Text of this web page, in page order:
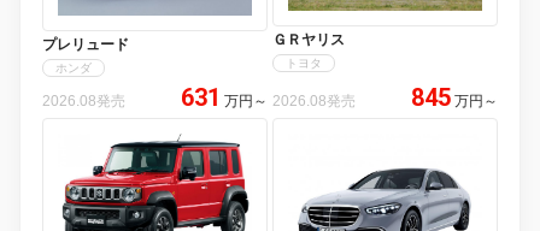
プレリュード
ホンダ
2026.08発売 631 万円 ～
ＧＲヤリス
トヨタ
2026.08発売 845 万円 ～